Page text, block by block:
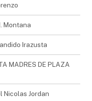
Montana
Irazusta
MADRES DE PLAZA
Nicolas Jordan